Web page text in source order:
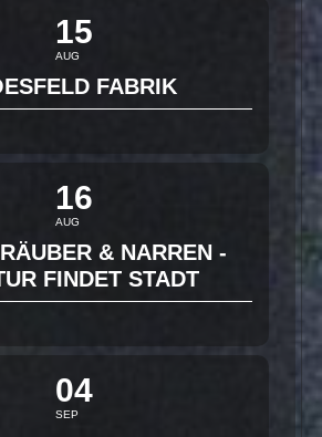
15
AUG
FABRIK
16
AUG
& NARREN -
FINDET STADT
04
SEP